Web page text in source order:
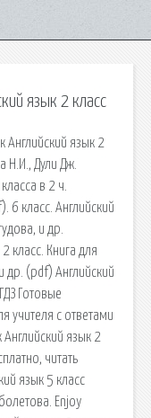
язык 2 класс
Английский язык 2
Н.И., Дули Дж.
в 2 ч.
6 класс. Английский
и др.
класс. Книга для
др. (pdf) Английский
Готовые
учителя с ответами
язык 2
читать
язык 5 класс
Enjoy